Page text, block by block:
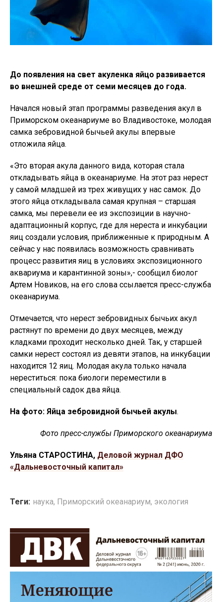
До появления на свет акуленка яйцо развивается
во внешней среде от семи месяцев до года.
Начался новый этап программы разведения акул в
Приморском океанариуме во Владивостоке, молодая
самка зебровидной бычьей акулы впервые
отложила яйца.
«Это вторая акула данного вида, которая стала
откладывать яйца в океанариуме. На этот раз нерест
у самой младшей из трех живущих у нас самок. До
этого яйца откладывала самая крупная – старшая
самка, мы перевели ее из экспозиции в научно-
адаптационный корпус, где для нереста и инкубации
яиц создали условия, приближенные к природным. А
сейчас у нас появилась возможность сравнивать
процесс развития яиц в условиях экспозиционного
аквариума и карантинной зоны»,- сообщил биолог
Артем Новиков, на его слова ссылается пресс-служба
океанариума.
Отмечается, что нерест зебровидных бычьих акул
растянут по времени до двух месяцев, между
кладками проходит несколько дней. Так, у старшей
самки нерест состоял из девяти этапов, на инкубации
находится 12 яиц. Молодая акула только начала
нереститься: пока биологи переместили в
специальный садок два яйца.
На фото: Яйца зебровидной бычьей акулы.
Фото пресс-службы Приморского океанариума
Ульяна СТАРОСТИНА, Деловой журнал ДФО
«Дальневосточный капитал»
Теги: наука, Приморский океанариум, экология